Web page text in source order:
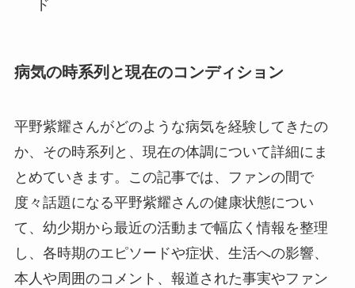
ド
病気の時系列と現在のコンディション
平野紫耀さんがどのような病気を経験してきたの
か、その時系列と、現在の体調について詳細にま
とめていきます。この記事では、ファンの間で
度々話題になる平野紫耀さんの健康状態につい
て、幼少期から最近の活動まで幅広く情報を整理
し、各時期のエピソードや症状、生活への影響、
本人や周囲のコメント、報道された事実やファン